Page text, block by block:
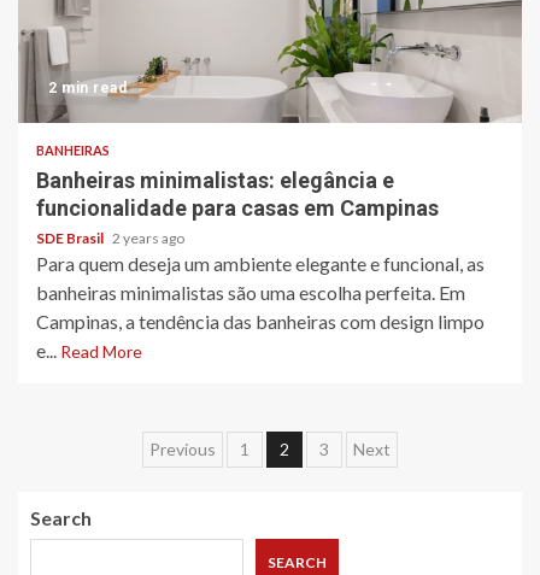
2 min read
BANHEIRAS
Banheiras minimalistas: elegância e
funcionalidade para casas em Campinas
SDE Brasil 2 years ago
Para quem deseja um ambiente elegante e funcional, as
banheiras minimalistas são uma escolha perfeita. Em
Campinas, a tendência das banheiras com design limpo
e... Read More
Posts
Previous 1 2 3 Next
Search
SEARCH